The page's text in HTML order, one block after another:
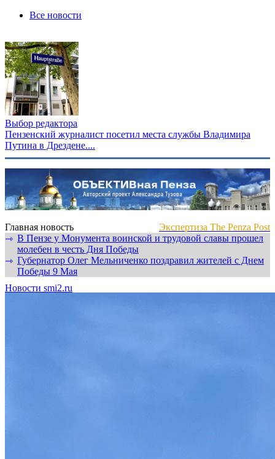
Все новости
Выбор редактора
Пензенский журналист посетил места службы Владимира
Путина в Дрездене....
Главная новость
Экспертиза The Penza Post
⇾ В Пензе у Монумента воинской и трудовой славы прошел
молебен в честь Дня Победы
⇾ Губернатор Олег Мельниченко поздравил жителей с Днем
Победы 9 Мая
Новости smi2.ru